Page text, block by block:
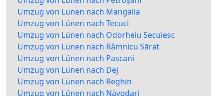
Umzug von Lünen nach Mangalia
Umzug von Lünen nach Tecuci
Umzug von Lünen nach Odorheiu Secuiesc
Umzug von Lünen nach Râmnicu Sărat
Umzug von Lünen nach Pașcani
Umzug von Lünen nach Dej
Umzug von Lünen nach Reghin
Umzug von Lünen nach Năvodari